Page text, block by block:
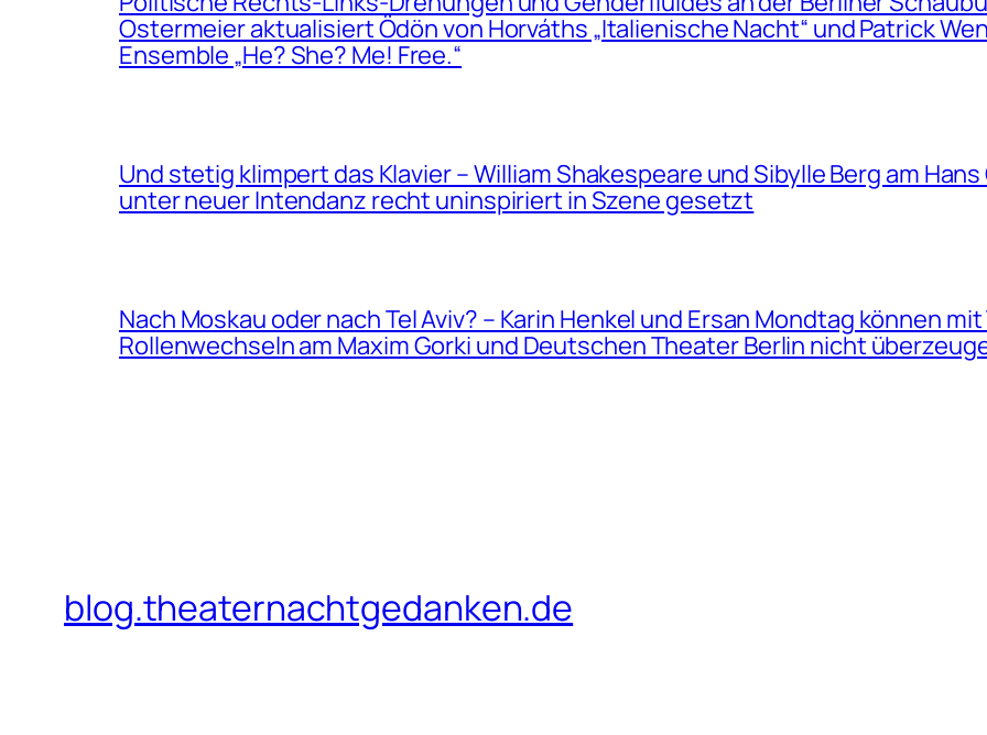
Ostermeier aktualisiert Ödön von Horváths „Italienische Nacht“ und Patrick
Ensemble „He? She? Me! Free.“
Und stetig klimpert das Klavier – William Shakespeare und Sibylle Berg am
unter neuer Intendanz recht uninspiriert in Szene gesetzt
Nach Moskau oder nach Tel Aviv? – Karin Henkel und Ersan Mondtag können
Rollenwechseln am Maxim Gorki und Deutschen Theater Berlin nicht
blog.theaternachtgedanken.de